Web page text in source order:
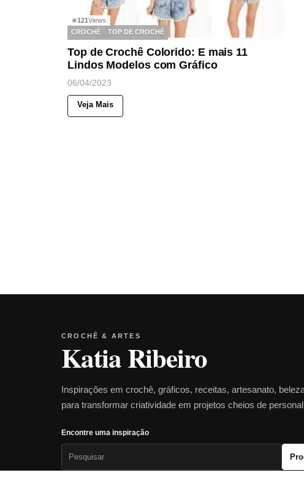
◉121Views
CROCHÊ
TOP DE CROCHÊ
Top de Crochê Colorido: E mais 11
Lindos Modelos com Gráfico
06/04/2023
Veja Mais
CROCHÊ & ARTES
Katia Ribeiro
Inspirações em crochê, gráficos, receitas, artesanato,
para transformar criatividade em projetos cheios de
Encontre uma inspiração